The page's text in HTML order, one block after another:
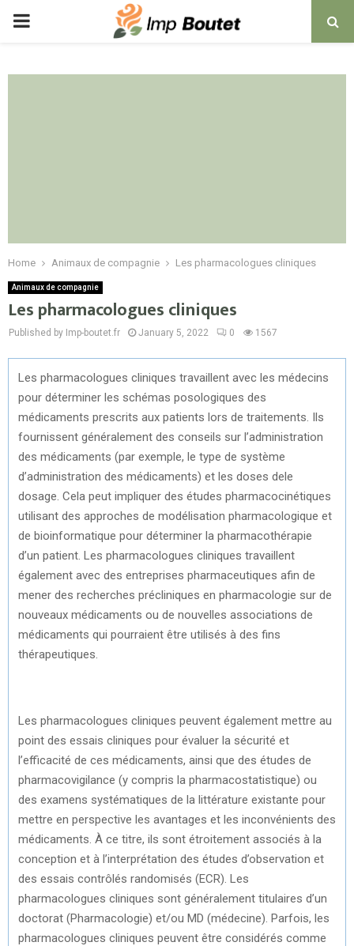
PRIMARY
Home Animaux de compagnie Les pharmacologues cliniques
Animaux de compagnie
Les pharmacologues cliniques
Published by Imp-boutet.fr January 5, 2022 0 1567
Les pharmacologues cliniques travaillent avec les médecins
pour déterminer les schémas posologiques des
médicaments prescrits aux patients lors de traitements. Ils
fournissent généralement des conseils sur l’administration
des médicaments (par exemple, le type de système
d’administration des médicaments) et les doses dele
dosage. Cela peut impliquer des études pharmacocinétiques
utilisant des approches de modélisation pharmacologique et
de bioinformatique pour déterminer la pharmacothérapie
d’un patient. Les pharmacologues cliniques travaillent
également avec des entreprises pharmaceutiques afin de
mener des recherches précliniques en pharmacologie sur de
nouveaux médicaments ou de nouvelles associations de
médicaments qui pourraient être utilisés à des fins
thérapeutiques.
Les pharmacologues cliniques peuvent également mettre au
point des essais cliniques pour évaluer la sécurité et
l’efficacité de ces médicaments, ainsi que des études de
pharmacovigilance (y compris la pharmacostatistique) ou
des examens systématiques de la littérature existante pour
mettre en perspective les avantages et les inconvénients des
médicaments. À ce titre, ils sont étroitement associés à la
conception et à l’interprétation des études d’observation et
des essais contrôlés randomisés (ECR). Les
pharmacologues cliniques sont généralement titulaires d’un
doctorat (Pharmacologie) et/ou MD (médecine). Parfois, les
pharmacologues cliniques peuvent être considérés comme